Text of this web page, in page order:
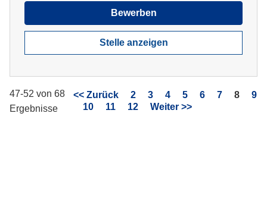
Bewerben
Stelle anzeigen
47-52 von 68
Ergebnisse
<< Zurück 2 3 4 5 6 7 Seite
8
9
10
11 12 Weiter >>